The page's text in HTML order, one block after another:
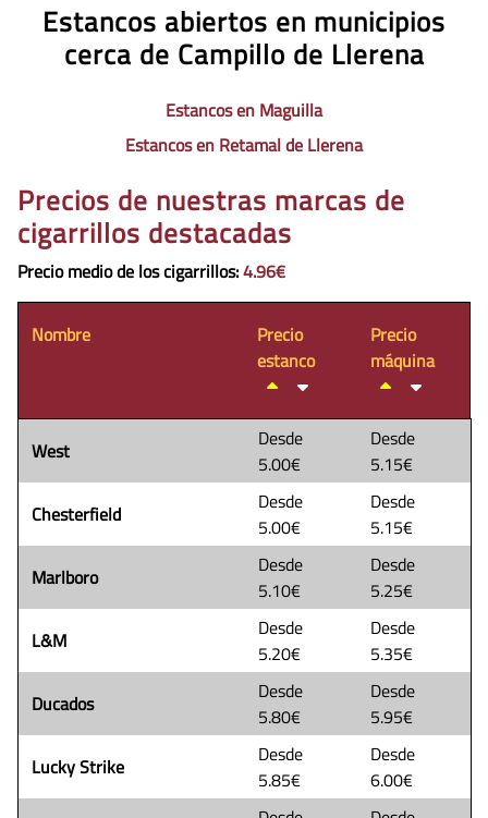
Estancos abiertos en municipios
cerca de Campillo de Llerena
Estancos en Maguilla
Estancos en Retamal de Llerena
Precios de nuestras marcas de
cigarrillos destacadas
Precio medio de los cigarrillos:4.96€
Nombre
Precio
estanco
Precio
máquina
West
Desde
5.00€
Desde
5.15€
Chesterfield
Desde
5.00€
Desde
5.15€
Marlboro
Desde
5.10€
Desde
5.25€
L&M
Desde
5.20€
Desde
5.35€
Ducados
Desde
5.80€
Desde
5.95€
Lucky Strike
Desde
5.85€
Desde
6.00€